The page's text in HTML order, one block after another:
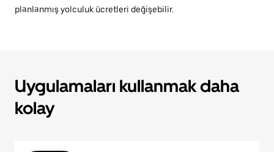
planlanmış yolculuk ücretleri değişebilir.
Uygulamaları kullanmak daha
kolay